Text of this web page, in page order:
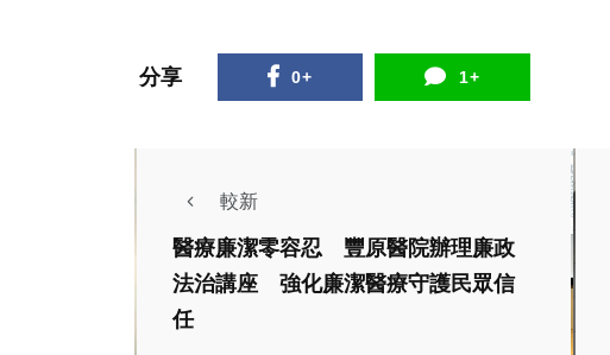
分享 0+ 1+
較新
醫療廉潔零容忍 豐原醫院辦理廉政
法治講座 強化廉潔醫療守護民眾信
任